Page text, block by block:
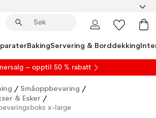
BakingServering & Borddekking
– opptil 50 % rabatt
/ Småoppbevaring /
& Esker /
x-large